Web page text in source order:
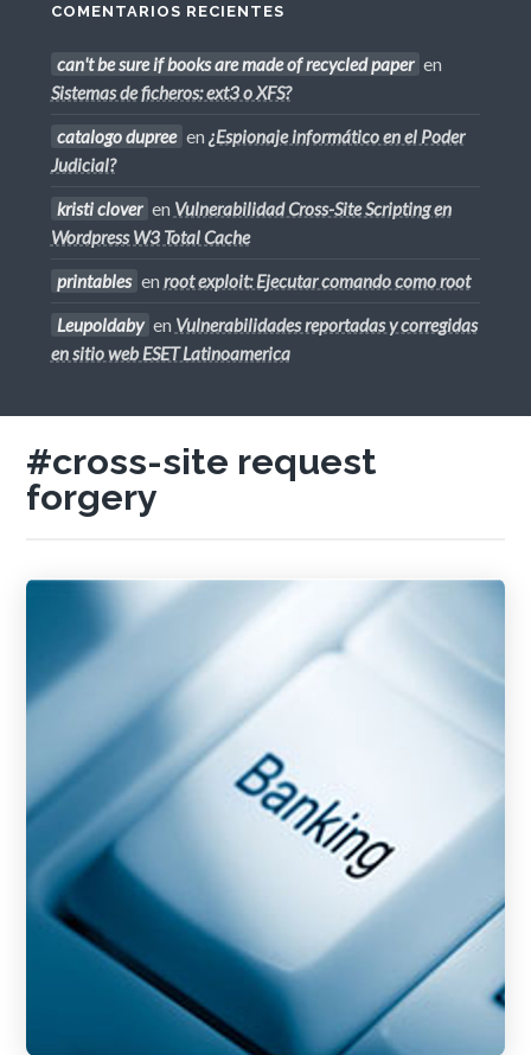
COMENTARIOS RECIENTES
can't be sure if books are made of recycled paper en
Sistemas de ficheros: ext3 o XFS?
catalogo dupree en ¿Espionaje informático en el Poder
Judicial?
kristi clover en Vulnerabilidad Cross-Site Scripting en
Wordpress W3 Total Cache
printables en root exploit: Ejecutar comando como root
Leupoldaby en Vulnerabilidades reportadas y corregidas
en sitio web ESET Latinoamerica
#cross-site request
forgery